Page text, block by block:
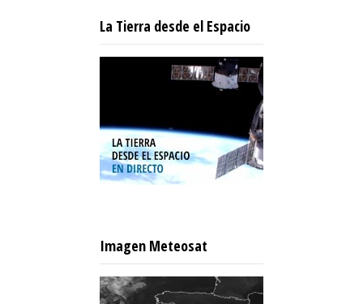
La Tierra desde el Espacio
Imagen Meteosat